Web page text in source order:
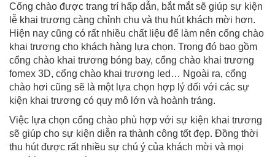
Cổng chào được trang trí hấp dẫn, bắt mắt sẽ giúp sự kiện
lễ khai trương càng chỉnh chu và thu hút khách mời hơn.
Hiện nay cũng có rất nhiều chất liệu để làm nên cổng chào
khai trương cho khách hàng lựa chọn. Trong đó bao gồm
cổng chào khai trương bóng bay, cổng chào khai trương
fomex 3D, cổng chào khai trương led… Ngoài ra, cổng
chào hơi cũng sẽ là một lựa chọn hợp lý đối với các sự
kiện khai trương có quy mô lớn và hoành tráng.
Việc lựa chọn cổng chào phù hợp với sự kiện khai trương
sẽ giúp cho sự kiện diễn ra thành công tốt đẹp. Đồng thời
thu hút được rất nhiều sự chú ý của khách mời và mọi